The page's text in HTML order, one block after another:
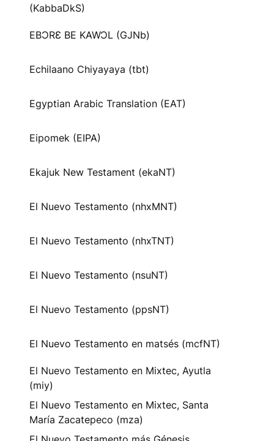
(KabbaDkS)
EBƆRƐ BE KAWƆL (GJNb)
Echilaano Chiyayaya (tbt)
Egyptian Arabic Translation (EAT)
Eipomek (EIPA)
Ekajuk New Testament (ekaNT)
El Nuevo Testamento (nhxMNT)
El Nuevo Testamento (nhxTNT)
El Nuevo Testamento (nsuNT)
El Nuevo Testamento (ppsNT)
El Nuevo Testamento en matsés (mcfNT)
El Nuevo Testamento en Mixtec, Ayutla
(miy)
El Nuevo Testamento en Mixtec, Santa
María Zacatepeco (mza)